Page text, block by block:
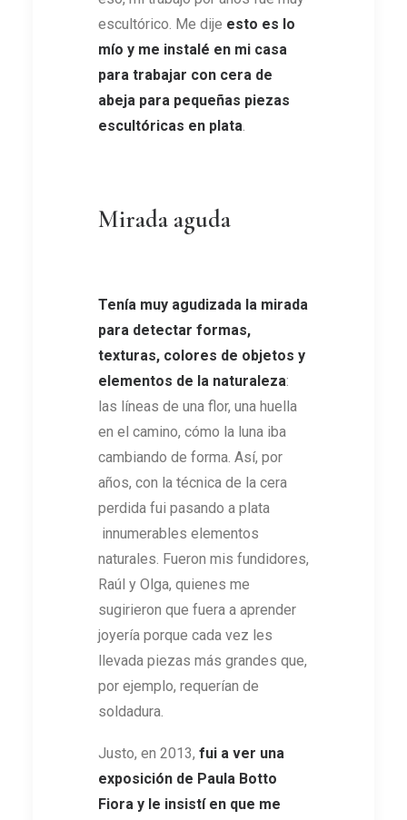
escultórico. Me dije esto es lo
mío y me instalé en mi casa
para trabajar con cera de
abeja para pequeñas piezas
escultóricas en plata.
Mirada aguda
Tenía muy agudizada la mirada
para detectar formas,
texturas, colores de objetos y
elementos de la naturaleza:
las líneas de una flor, una huella
en el camino, cómo la luna iba
cambiando de forma. Así, por
años, con la técnica de la cera
perdida fui pasando a plata
innumerables elementos
naturales. Fueron mis fundidores,
Raúl y Olga, quienes me
sugirieron que fuera a aprender
joyería porque cada vez les
llevada piezas más grandes que,
por ejemplo, requerían de
soldadura.
Justo, en 2013, fui a ver una
exposición de Paula Botto
Fiora y le insistí en que me